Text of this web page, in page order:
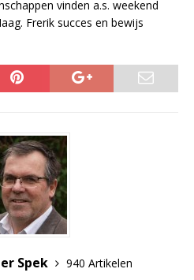
vinden a.s. weekend
Frerik succes en bewijs
Spek
940 Artikelen